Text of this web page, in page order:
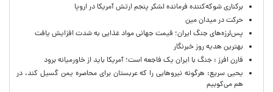
برکناری شوکه‌کننده فرمانده لشکر پنجم ارتش آمریکا در اروپا
حركت در ميدان مين
پس‌لرزه‌های جنگ ایران؛ قیمت جهانی مواد غذایی به شدت افزایش یافت
بهترین هدیه روز خبرنگار
فارن افرز : جنگ با ایران یک فاجعه است؛ آمریکا باید از خاورمیانه برود
یحیی سریع: هرگونه نیروهایی را که عربستان برای محاصره یمن گسیل کند، در
هم می‌کوبیم